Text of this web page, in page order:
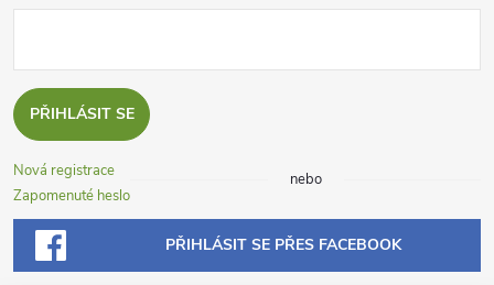
PŘIHLÁSIT SE
Nová registrace
Zapomenuté heslo
nebo
PŘIHLÁSIT SE PŘES FACEBOOK